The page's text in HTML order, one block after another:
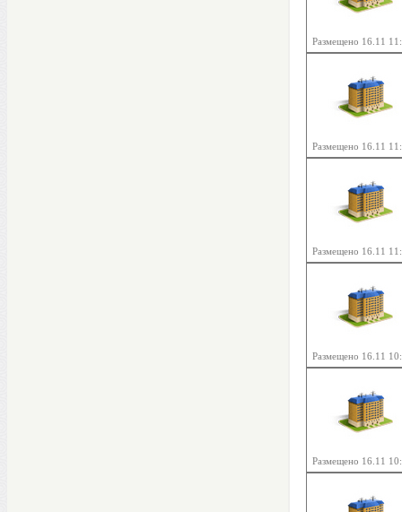
Размещено 16.11
Размещено 16.11
Размещено 16.11
Размещено 16.11
Размещено 16.11